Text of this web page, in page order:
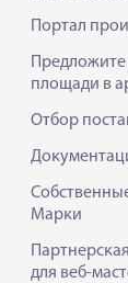
Портал
площади в
Отбор
Марки
для веб-